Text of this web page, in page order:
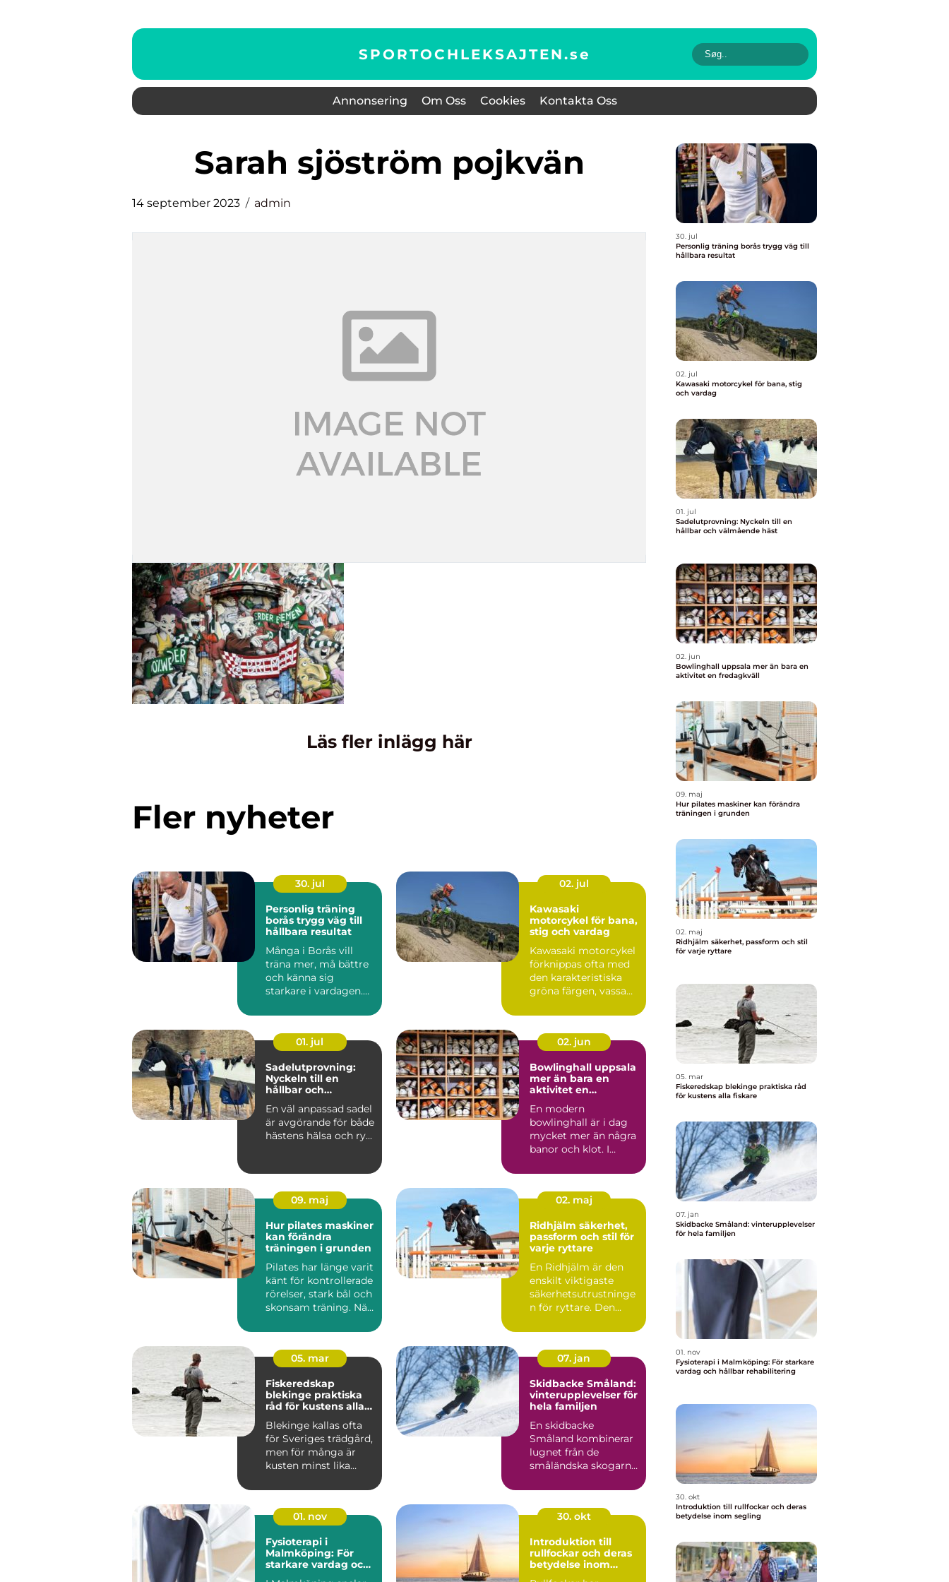
SPORTOCHLEKSAJTEN.se
Annonsering Om Oss Cookies Kontakta Oss
sarah sjöström pojkvän
14 september 2023 admin
Läs fler inlägg här
Fler nyheter
30. jul
Personlig träning
borås trygg väg till
hållbara resultat
Många i Borås vill
träna mer, må bättre
och känna sig
starkare i vardagen.
efter...
02. jul
Kawasaki
motorcykel för bana,
stig och vardag
Kawasaki motorcykel
förknippas ofta med
den karakteristiska
gröna färgen, vassa
01. jul
Sadelutprovning:
Nyckeln till en
hållbar och
En väl anpassad sadel
är avgörande för både
hästens hälsa och ry...
02. jun
Bowlinghall uppsala
mer än bara en
aktivitet en
En modern
bowlinghall är i dag
mycket mer än några
banor och klot. I
utvecklats ...
09. maj
Hur pilates maskiner
kan förändra
träningen i grunden
Pilates har länge varit
känt för kontrollerade
rörelser, stark bål och
skonsam träning. När
02. maj
Ridhjälm säkerhet,
passform och stil för
varje ryttare
En Ridhjälm är den
enskilt viktigaste
säkerhetsutrustninge
n för ryttare. Den
fal...
05. mar
Fiskeredskap
blekinge praktiska
råd för kustens alla
Blekinge kallas ofta
för Sveriges trädgård,
men för många är
kusten minst lika
m...
07. jan
Skidbacke Småland:
vinterupplevelser för
hela familjen
En skidbacke
Småland kombinerar
lugnet från de
småländska skogarna
01. nov
Fysioterapi i
Malmköping: För
starkare vardag och
30. okt
Introduktion till
rullfockar och deras
betydelse inom
30. jul
Personlig träning borås trygg väg till
hållbara resultat
02. jul
Kawasaki motorcykel för bana, stig
och vardag
01. jul
Sadelutprovning: Nyckeln till en
hållbar och välmående häst
02. jun
Bowlinghall uppsala mer än bara en
aktivitet en fredagkväll
09. maj
Hur pilates maskiner kan förändra
träningen i grunden
02. maj
Ridhjälm säkerhet, passform och stil
för varje ryttare
05. mar
Fiskeredskap blekinge praktiska råd
för kustens alla fiskare
07. jan
Skidbacke Småland: vinterupplevelser
för hela familjen
01. nov
Fysioterapi i Malmköping: För starkare
vardag och hållbar rehabilitering
30. okt
Introduktion till rullfockar och deras
betydelse inom segling